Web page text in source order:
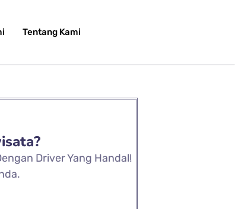
Tentang Kami
Driver Yang Handal!